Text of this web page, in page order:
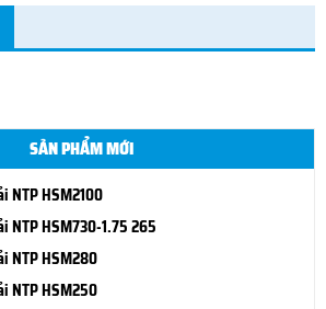
SẢN PHẨM MỚI
NTP HSM2100
NTP HSM730-1.75 265
NTP HSM280
NTP HSM250